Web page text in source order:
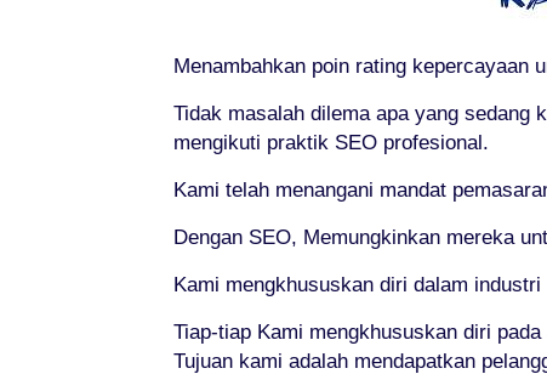
Menambahkan poin rating kepercayaan
Tidak masalah dilema apa yang sedang
mengikuti praktik SEO profesional.
Kami telah menangani mandat
Dengan SEO, Memungkinkan mereka
Kami mengkhususkan diri dalam industri
Tiap-tiap Kami mengkhususkan diri
Tujuan kami adalah mendapatkan